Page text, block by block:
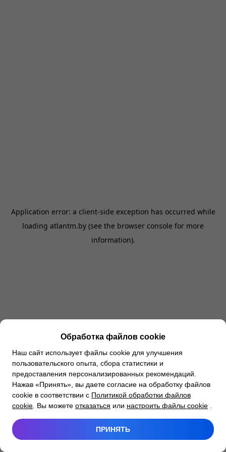
Application error: a client-side exception has occurred while
loading atlantm.by (see the browser console for more
information).
Обработка файлов cookie
Наш сайт использует файлы cookie для улучшения
пользовательского опыта, сбора статистики и
предоставления персонализированных рекомендаций.
Нажав «Принять», вы даете согласие на обработку файлов
cookie в соответствии с Политикой обработки файлов
cookie . Вы можете отказаться или настроить файлы cookie
ПРИНЯТЬ